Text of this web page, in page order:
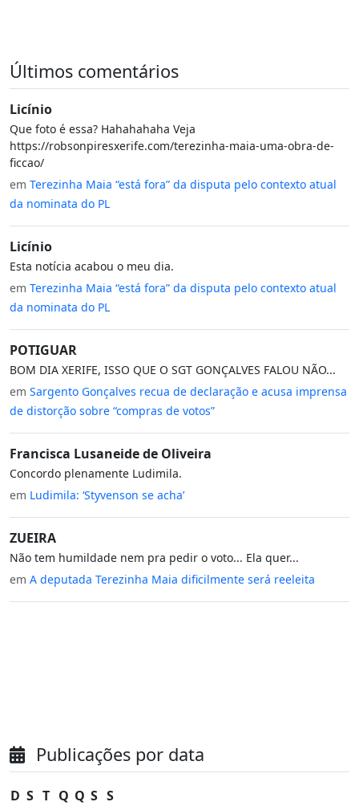
Últimos comentários
Licínio
Que foto é essa? Hahahahaha Veja
https://robsonpiresxerife.com/terezinha-maia-uma-obra-de-
ficcao/
em Terezinha Maia “está fora” da disputa pelo contexto atual
da nominata do PL
Licínio
Esta notícia acabou o meu dia.
em Terezinha Maia “está fora” da disputa pelo contexto atual
da nominata do PL
POTIGUAR
BOM DIA XERIFE, ISSO QUE O SGT GONÇALVES FALOU NÃO...
em Sargento Gonçalves recua de declaração e acusa imprensa
de distorção sobre “compras de votos”
Francisca Lusaneide de Oliveira
Concordo plenamente Ludimila.
em Ludimila: ‘Styvenson se acha’
ZUEIRA
Não tem humildade nem pra pedir o voto... Ela quer...
em A deputada Terezinha Maia dificilmente será reeleita
Publicações por data
D S T Q Q S S